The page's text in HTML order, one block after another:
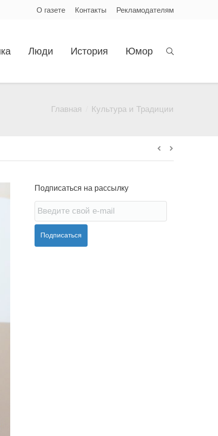
О газете Контакты Рекламодателям
Люди История Юмор
Главная Культура и Традиции
Подписаться на рассылку
Подписаться